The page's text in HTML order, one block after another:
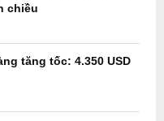
chiều
tăng tốc: 4.350 USD